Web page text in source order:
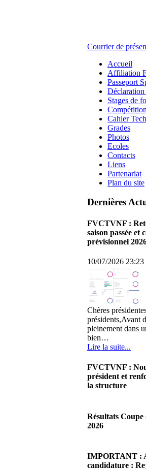
Courrier de
Accueil
Affiliation
Passeport
Stages de
Cahier
Grades
Photos
Ecoles
Contacts
Liens
Partenariat
Plan du site
Dernières
FVCTVNF :
saison passée et
prévisionnel
10/07/2026 23:23
Chères
présidents,Avant
pleinement dans
bien…
Lire la suite...
FVCTVNF :
président et
la structure
Chères
Présidents,Ce
Lire la suite...
Résultats Coupe
2026
Cliquez sur ce
accéder aux
IMPORTANT :
candidature :